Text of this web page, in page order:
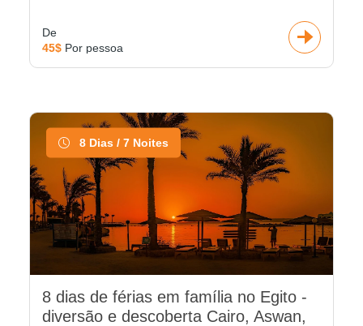
De
45$ Por pessoa
8 Dias / 7 Noites
8 dias de férias em família no Egito -
diversão e descoberta Cairo, Aswan,